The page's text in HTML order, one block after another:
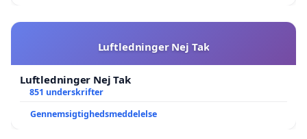
Luftledninger Nej Tak
Luftledninger Nej Tak
851 underskrifter
Gennemsigtighedsmeddelelse